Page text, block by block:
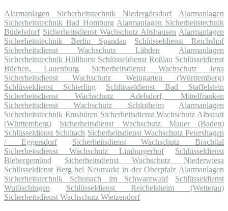
Alarmanlagen Sicherheitstechnik Niedergörsdorf
Alarmanlagen
Sicherheitstechnik Bad Homburg Alarmanlagen Sicherheitstechnik
Büdelsdorf Sicherheitsdienst Wachschutz Altshausen Alarmanlagen
Sicherheitstechnik Berlin Spandau
Schlüsseldienst Reichshof
Sicherheitsdienst Wachschutz Lähden
Alarmanlagen
Sicherheitstechnik Hüllhorst Schlüsseldienst Roßlau Schlüsseldienst
Büchen, Lauenburg
Sicherheitsdienst Wachschutz Jena
Sicherheitsdienst Wachschutz Weingarten (Württemberg)
Schlüsseldienst Schierling
Schlüsseldienst Bad Staffelstein
Sicherheitsdienst Wachschutz Adelsdorf, Mittelfranken
Sicherheitsdienst Wachschutz Schlotheim
Alarmanlagen
Sicherheitstechnik Emsbüren Sicherheitsdienst Wachschutz Albstadt
(Württemberg)
Sicherheitsdienst Wachschutz Mauer (Baden)
Schlüsseldienst Schiltach Sicherheitsdienst Wachschutz Petershagen
/ Eggersdorf
Sicherheitsdienst Wachschutz Brachttal
Sicherheitsdienst Wachschutz Limburgerhof
Schlüsseldienst
Biebergemünd
Sicherheitsdienst Wachschutz Niederwiesa
Schlüsseldienst Berg bei Neumarkt in der Oberpfalz Alarmanlagen
Sicherheitstechnik Schonach im Schwarzwald
Schlüsseldienst
Wutöschingen
Schlüsseldienst Reichelsheim (Wetterau)
Sicherheitsdienst Wachschutz Wietzendorf